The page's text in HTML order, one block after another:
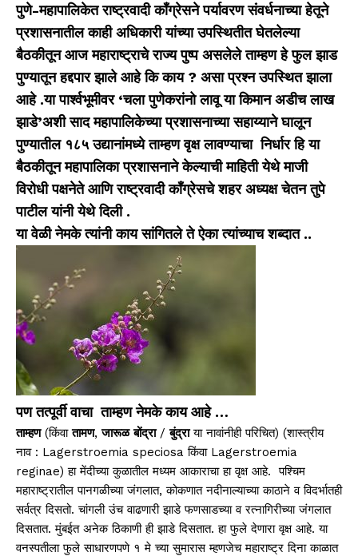
पुणे-महापालिकेत राष्ट्रवादी कॉंग्रेसने पर्यावरण संवर्धनाच्या हेतूने
प्रशासनातील काही अधिकारी यांच्या उपस्थितीत घेतलेल्या
बैठकीतून आज महाराष्ट्राचे राज्य पुष्प असलेले ताम्हण हे फुल झाड
पुण्यातून हद्दपार झाले आहे कि काय ? असा प्रश्न उपस्थित झाला
आहे .या पार्श्वभूमीवर ‘चला पुणेकरांनो लावू या किमान अडीच लाख
झाडे’अशी साद महापालिकेच्या प्रशासनाच्या सहाय्याने घालून
पुण्यातील १८५ उद्यानांमध्ये ताम्हण वृक्ष लावण्याचा निर्धार हि या
बैठकीतून महापालिका प्रशासनाने केल्याची माहिती येथे माजी
विरोधी पक्षनेते आणि राष्ट्रवादी कॉंग्रेसचे शहर अध्यक्ष चेतन तुपे
पाटील यांनी येथे दिली .
या वेळी नेमके त्यांनी काय सांगितले ते ऐका त्यांच्याच शब्दात ..
पण तत्पूर्वी वाचा ताम्हण नेमके काय आहे …
ताम्हण(किंवातामण,जारूळ बोंद्रा/बुंद्राया नावांनीही परिचित) (शास्त्रीय
नाव : Lagerstroemia speciosa किंवा Lagerstroemia
reginae) हा मेंदीच्या कुळातील मध्यम आकाराचा हा वृक्ष आहे. पश्चिम
महाराष्ट्रातील पानगळीच्या जंगलात, कोकणात नदीनाल्याच्या काठाने व विदर्भातही
सर्वत्र दिसतो. चांगली उंच वाढणारी झाडे फणसाडच्या व रत्‍नागिरीच्या जंगलात
दिसतात. मुंबईत अनेक ठिकाणी ही झाडे दिसतात. हा फुले देणारा वृक्ष आहे. या
वनस्पतीला फुले साधारणपणे १ मे च्या सुमारास म्हणजेच महाराष्ट्र दिना काळात